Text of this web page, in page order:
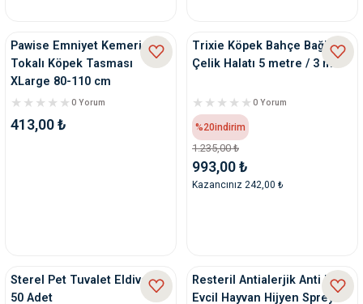
Pawise Emniyet Kemeri
Tokalı Köpek Tasması
XLarge 80-110 cm
0 Yorum
413,00 ₺
Trixie Köpek Bahçe Bağlama
Çelik Halatı 5 metre / 3 mm
0 Yorum
%20indirim
1.235,00 ₺
993,00 ₺
Kazancınız 242,00 ₺
Sterel Pet Tuvalet Eldiveni
50 Adet
Resteril Antialerjik Anti Koku
Evcil Hayvan Hijyen Spreyi